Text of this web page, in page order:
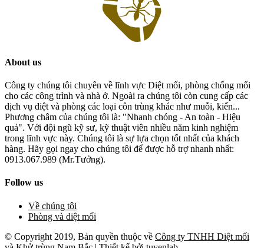
About us
Công ty chúng tôi chuyên về lĩnh vực Diệt mối, phòng chống mối
cho các công trình và nhà ở. Ngoài ra chúng tôi còn cung cấp các
dịch vụ diệt và phòng các loại côn trùng khác như muỗi, kiến...
Phương châm của chúng tôi là: "Nhanh chóng - An toàn - Hiệu
quả". Với đội ngũ kỹ sư, kỹ thuật viên nhiều năm kinh nghiệm
trong lĩnh vực này. Chúng tôi là sự lựa chọn tốt nhất của khách
hàng. Hãy gọi ngay cho chúng tôi để được hỗ trợ nhanh nhất:
0913.067.989 (Mr.Tưởng).
Follow us
Về chúng tôi
Phòng và diệt mối
© Copyright 2019, Bản quyền thuộc về Công ty TNHH Diệt mối